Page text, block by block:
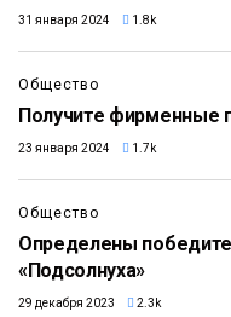
31 января 2024 1.8k
Общество
Получите фирменные
23 января 2024 1.7k
Общество
Определены
«Подсолнуха»
29 декабря 2023 2.3k